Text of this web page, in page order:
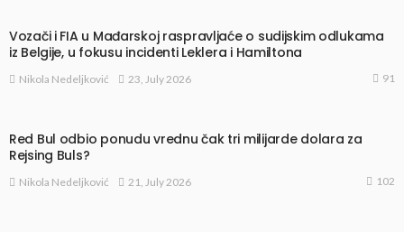
Vozači i FIA u Mađarskoj raspravljaće o sudijskim odlukama
iz Belgije, u fokusu incidenti Leklera i Hamiltona
Nikola Nedeljković 23, July 2026 91
Red Bul odbio ponudu vrednu čak tri milijarde dolara za
Rejsing Buls?
Nikola Nedeljković 21, July 2026 102